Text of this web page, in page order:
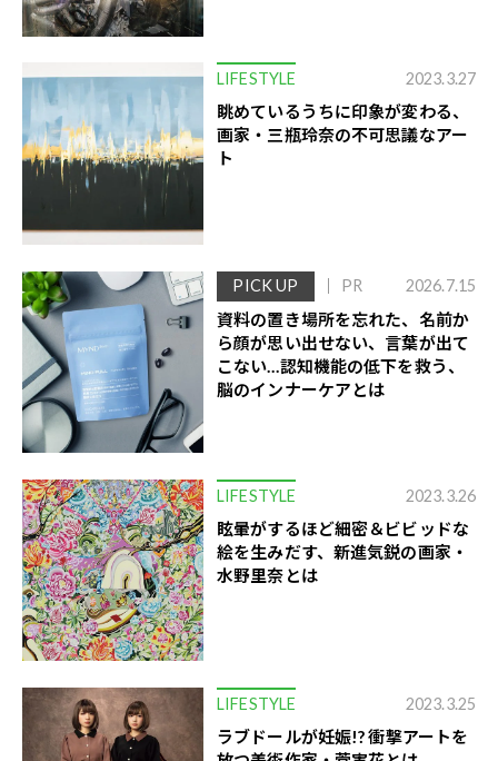
LIFESTYLE 2023.3.27
眺めているうちに印象が変わる、
画家・三瓶玲奈の不可思議なアー
ト
PICK UP PR 2026.7.15
資料の置き場所を忘れた、名前か
ら顔が思い出せない、言葉が出て
こない…認知機能の低下を救う、
脳のインナーケアとは
LIFESTYLE 2023.3.26
眩暈がするほど細密＆ビビッドな
絵を生みだす、新進気鋭の画家・
水野里奈とは
LIFESTYLE 2023.3.25
ラブドールが妊娠!? 衝撃アートを